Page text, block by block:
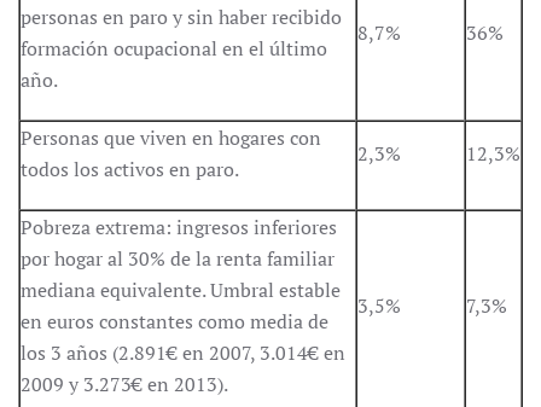
personas en paro y sin haber recibido
formación ocupacional en el último
año.
8,7% 36%
Personas que viven en hogares con
todos los activos en paro.
2,3% 12,3%
Pobreza extrema: ingresos inferiores
por hogar al 30% de la renta familiar
mediana equivalente. Umbral estable
en euros constantes como media de
los 3 años (2.891€ en 2007, 3.014€ en
2009 y 3.273€ en 2013).
3,5% 7,3%